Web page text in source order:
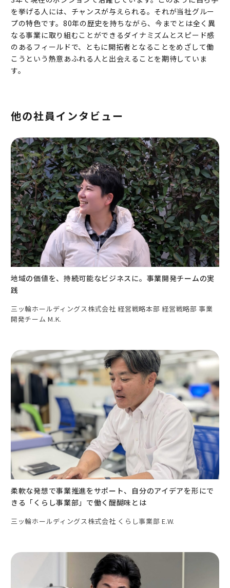
を挙げる人には、チャンスが与えられる。それが当社グルー
プの特色です。80年の歴史を持ちながら、今までとは全く異
なる事業に取り組むことができるダイナミズムとスピード感
のあるフィールドで、ともに開拓者となることをめざして働
こうという熱意あふれる人と出会えることを期待していま
す。
他の社員インタビュー
地域の価値を、持続可能なビジネスに。事業開発チームの実
践
三ッ輪ホールディングス株式会社 経営戦略本部 経営戦略部 事業
開発チーム M.K.
柔軟な発想で事業推進をサポート、自分のアイデアを形にで
きる「くらし事業部」で働く醍醐味とは
三ッ輪ホールディングス株式会社 くらし事業部 E.W.